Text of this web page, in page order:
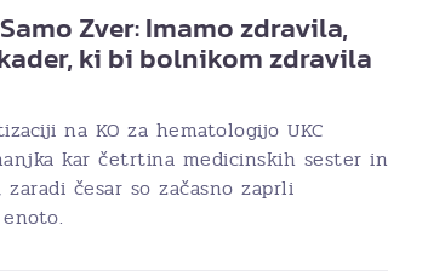
Zver: Imamo zdravila,
ki bi bolnikom zdravila
na KO za hematologijo UKC
kar četrtina medicinskih sester in
zaradi česar so začasno zaprli